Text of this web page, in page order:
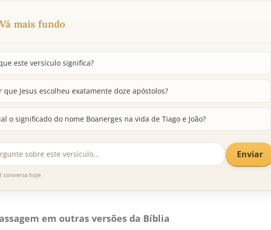
Vá mais fundo
este versículo significa?
que Jesus escolheu exatamente doze apóstolos?
o significado do nome Boanerges na vida de Tiago e João?
Enviar
conversa hoje
em outras versões da Bíblia